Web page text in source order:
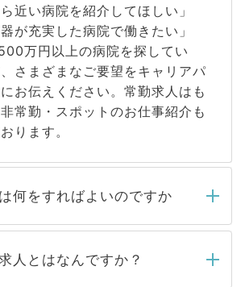
ら近い病院を紹介してほしい」
器が充実した病院で働きたい」
万円以上の病院を探してい
さまざまなご要望をキャリアパ
お伝えください。常勤求人はも
常勤・スポットのお仕事紹介も
ります。
何をすればよいのですか
だきましたら、弊社担当者がご
を確認し、その後メールもしくは
人とはなんですか？